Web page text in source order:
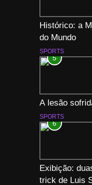
Histórico: a
do Mundo
SPORTS
5
A lesão
SPORTS
6
Exibição:
trick de Luis